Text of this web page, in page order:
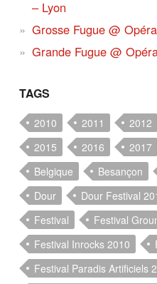
– Lyon
Grosse Fugue @
Grande Fugue @
TAGS
2010 2011 2012
2015
2016 2017
Belgique
Besançon
Dour
Dour Festival
Festival
Festival
Festival Inrocks 2010
Festival Paradis Artificiels